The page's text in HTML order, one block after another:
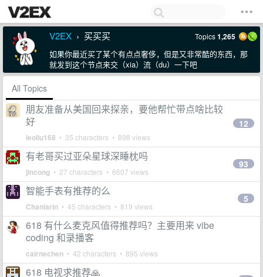
V2EX › 买买买 Topics1,265
如果你最近买了某个有点点奢侈，但是又非常酷的东西，那
就发到这个节点来交（xia）流（du）一下吧
All Topics
朋友准备从美国回来探亲，要他帮忙带点啥比较
好
leoliu168 • 35 characters • 898 views
12
有老哥买过亚朵星球深睡枕吗
jincong • 27 characters • 6607 views
93
智能手表有推荐的么
Chanlarin • 45 characters • 819 views
5
618 有什么麦克风值得推荐吗？主要用来 vibe
coding 和录播客
cairnechen • 42 characters • 895 views
618 电视求推荐🙏